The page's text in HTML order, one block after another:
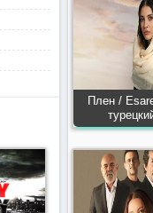
Плен /